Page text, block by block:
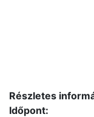
Részletes
Időpont: